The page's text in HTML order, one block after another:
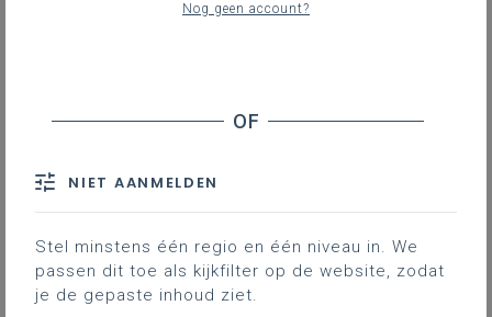
Leerplandoelen
Als communicatiemedewerkers heb je het
best een communicatieplan klaar, zelfs
voor mogelijke crisissen. Hier focussen we
dan ook opcrisiscommunicatie
Nog geen account?
NIET AANMELDEN
Stel minstens één regio en één niveau in. We
passen dit toe als kijkfilter op de website, zodat
je de gepaste inhoud ziet.